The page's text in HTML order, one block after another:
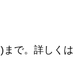
まで。詳しくは